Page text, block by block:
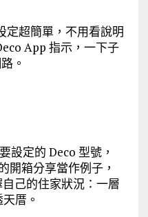
定超簡單，不用看說明
App 指示，一下子
。
設定的 Deco 型號，
開箱分享當作例子，
己的住家狀況：一層
厝。